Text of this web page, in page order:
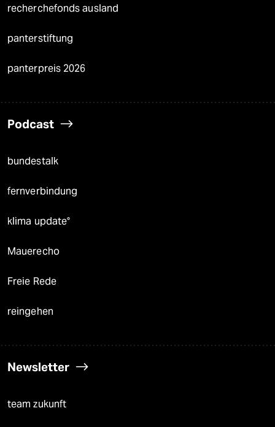
recherchefonds ausland
panterstiftung
panterpreis 2026
Podcast
bundestalk
fernverbindung
klima update°
Mauerecho
Freie Rede
reingehen
Newsletter
team zukunft